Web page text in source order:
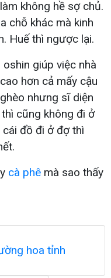
không hề sợ chủ.
chỗ khác mà kinh
Huế thì ngược lại.
giúp việc nhà
hơn cả mấy cậu
nhưng sĩ diện
cũng không đi ở
đồ đi ở đợ thì
cà phê mà sao thấy
hoa tỉnh